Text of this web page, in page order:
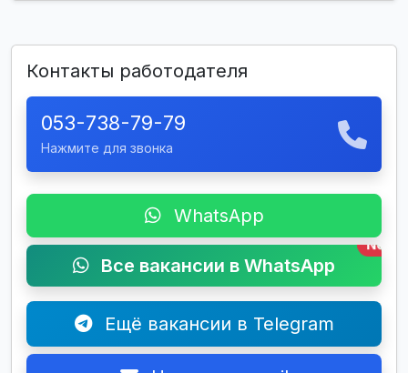
Контакты работодателя
053-738-79-79
Нажмите для звонка
WhatsApp
Все вакансии в WhatsApp
New
Ещё вакансии в Telegram